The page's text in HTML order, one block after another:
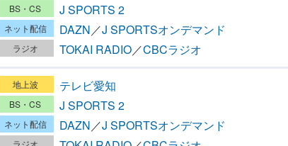
J SPORTS 2
DAZN／J SPORTSオンデマンド
TOKAI RADIO／CBCラジオ
テレビ愛知
J SPORTS 2
DAZN／J SPORTSオンデマンド